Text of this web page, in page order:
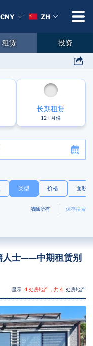
长期租赁
12+ 月份
类型 价格 面积
清除所有 保存搜索
人士——中期租赁别
显示 4 处房地产，共 4 处房地产
CNY ZH
租赁 投资